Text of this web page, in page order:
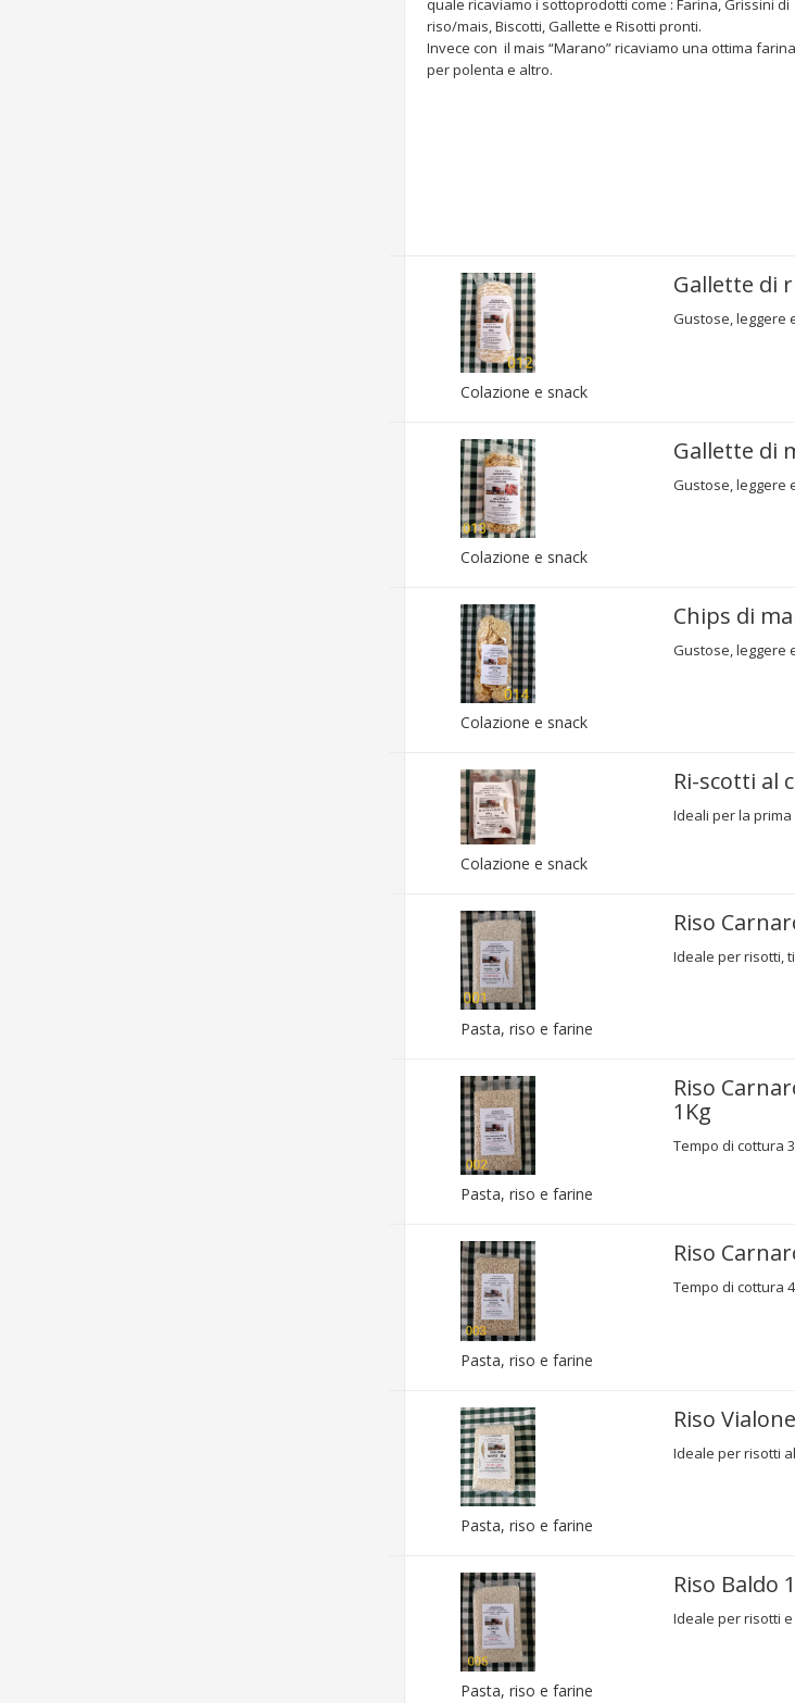
quale ricaviamo i sottoprodotti come : Farina, Grissini di
riso/mais, Biscotti, Gallette e Risotti pronti.
Invece con il mais “Marano” ricaviamo una ottima farina
per polenta e altro.
Colazione e snack
Gallette di
Gustose, leggere
Colazione e snack
Gallette di
Gustose, leggere
Colazione e snack
Chips di
Gustose, leggere
Colazione e snack
Ri-scotti al
Ideali per la
Pasta, riso e farine
Riso
Ideale per risotti,
Pasta, riso e farine
Riso
1Kg
Tempo di cottura
Pasta, riso e farine
Riso
Tempo di cottura
Pasta, riso e farine
Riso
Ideale per risotti
Pasta, riso e farine
Riso Baldo
Ideale per risotti